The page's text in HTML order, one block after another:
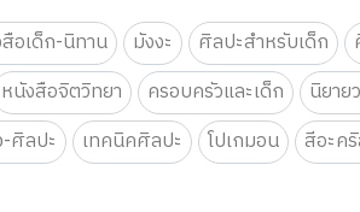
อเด็ก-นิทาน มังงะ ศิลปะสำหรับเด็ก
หนังสือจิตวิทยา ครอบครัวและเด็ก นิยาย
ศิลปะ เทคนิคศิลปะ โปเกมอน สีอะค